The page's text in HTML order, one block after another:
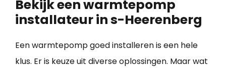
Bekijk een warmtepomp
installateur in s-Heerenberg
Een warmtepomp goed installeren is een hele
klus. Er is keuze uit diverse oplossingen. Maar wat